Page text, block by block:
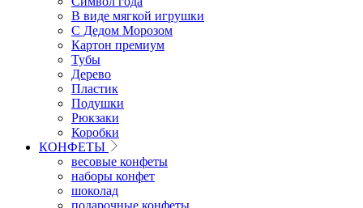
В виде мягкой игрушки
С Дедом Морозом
Картон премиум
Тубы
Дерево
Пластик
Подушки
Рюкзаки
Коробки
КОНФЕТЫ
весовые конфеты
наборы конфет
шоколад
подарочные конфеты